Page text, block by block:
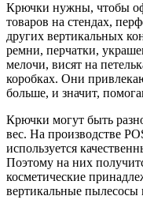
Крючки нужны, чтобы
товаров на стендах,
других вертикальных
ремни, перчатки,
мелочи, висят на
коробках. Они
больше, и значит,
Крючки могут быть
вес. На производстве
используется
Поэтому на них
косметические
вертикальные пылесосы